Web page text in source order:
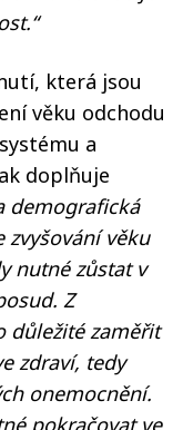
která jsou
věku odchodu
a
doplňuje
demografická
zvyšování věku
nutné zůstat v
Z
důležité zaměřit
zdraví, tedy
onemocnění.